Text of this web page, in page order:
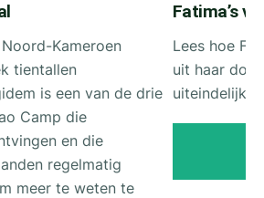
Kameroen
tientallen
is een van de drie
Camp die
en die
regelmatig
meer te weten te
Fatima’s
Lees hoe
uit haar
uiteindelijk